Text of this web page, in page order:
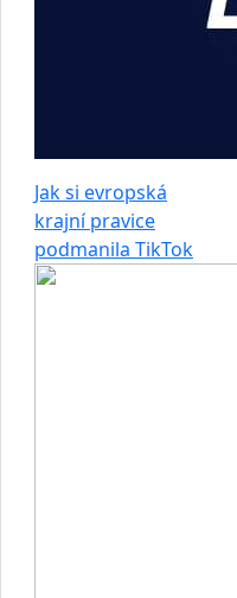
Jak si evropská
krajní pravice
podmanila TikTok